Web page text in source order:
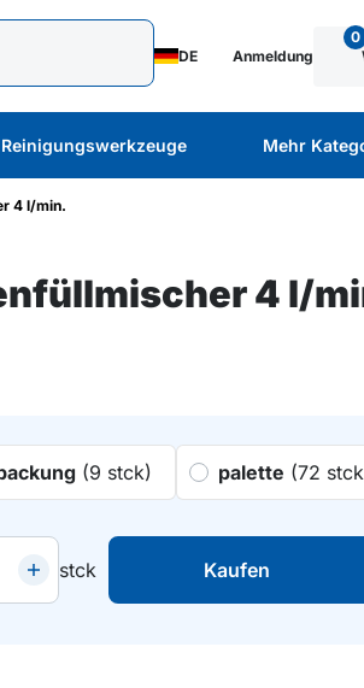
DE Anmeldung
0
Reinigungswerkzeuge Mehr
4 l/min.
4 l/
(9 stck) palette (72
stck Kaufen